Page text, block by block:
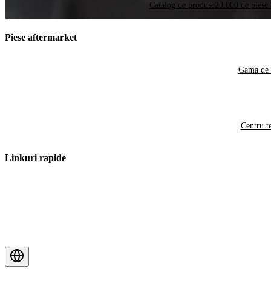
Catalog de produse 20.000 de
Piese aftermarket
Gama de
Centru
Linkuri rapide